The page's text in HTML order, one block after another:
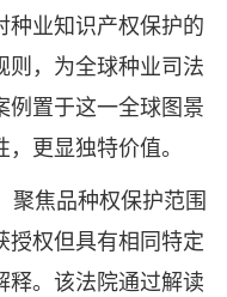
种业知识产权保护的
则，为全球种业司法
例置于这一全球图景
更显独特价值。
焦品种权保护范围
授权但具有相同特定
释。该法院通过解读